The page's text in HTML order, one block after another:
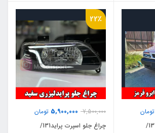
تومان
چراغ جلو اسپرت پراید131/
22٪
7,500,000
5,900,000 تومان
چراغ جلو اسپرت پراید131/